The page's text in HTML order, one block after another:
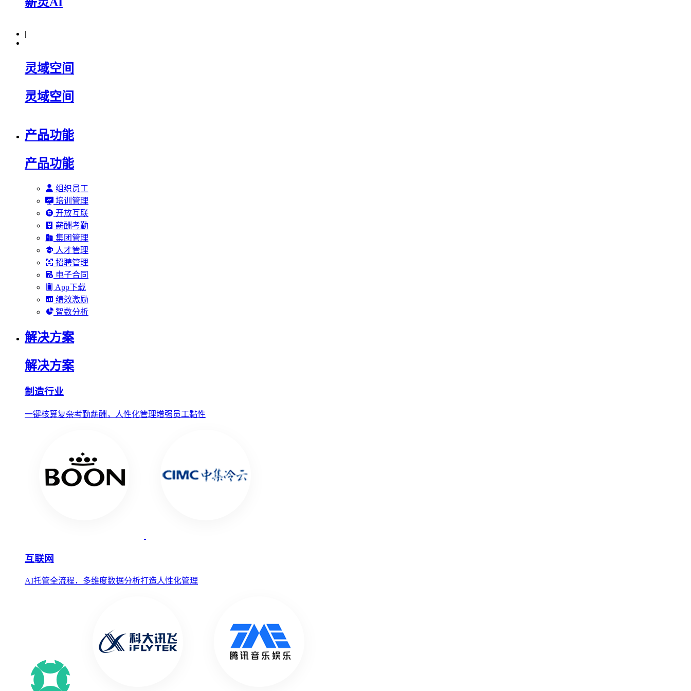
|
灵域空间
灵域空间
产品功能
产品功能
组织员工
培训管理
开放互联
薪酬考勤
集团管理
人才管理
招聘管理
电子合同
App下载
绩效激励
智数分析
解决方案
解决方案
制造行业
一键核算复杂考勤薪酬，人性化管理增强员工黏性
互联网
AI托管全流程，多维度数据分析打造人性化管理